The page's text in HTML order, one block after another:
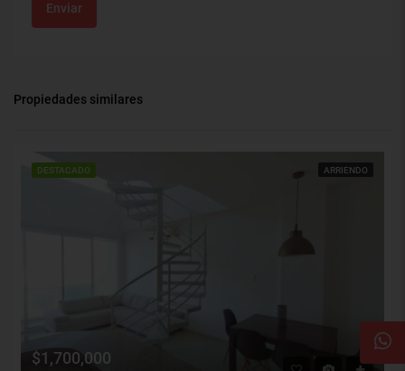
Enviar
Propiedades similares
DESTACADO ARRIENDO
$1,700,000